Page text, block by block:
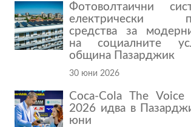
Фотоволтаични
електрически
средства за
на социалните
община Пазарджик
30 юни 2026
Coca-Cola The Voice
2026 идва в
юни